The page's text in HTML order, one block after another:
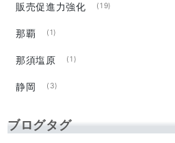
販売促進力強化 (19)
那覇 (1)
那須塩原 (1)
静岡 (3)
ブログタグ